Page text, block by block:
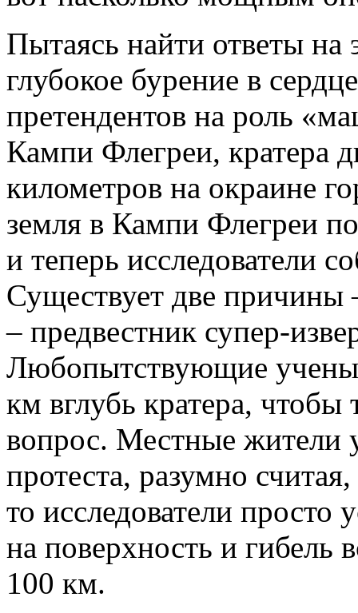
Пытаясь найти ответы
глубокое бурение в
претендентов на роль «
Кампи Флегреи, кратера
километров на окраине
земля в Кампи Флегреи
и теперь исследователи
Существует две причины
– предвестник супер-
Любопытствующие
км вглубь кратера, чтобы
вопрос. Местные жители
протеста, разумно
то исследователи просто
на поверхность и гибель
100 км.